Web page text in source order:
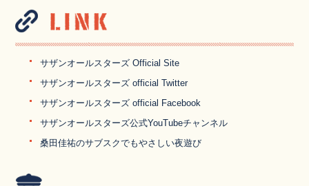
サザンオールスターズ Official Site
サザンオールスターズ official Twitter
サザンオールスターズ official Facebook
サザンオールスターズ公式YouTubeチャンネル
桑田佳祐のサブスクでもやさしい夜遊び